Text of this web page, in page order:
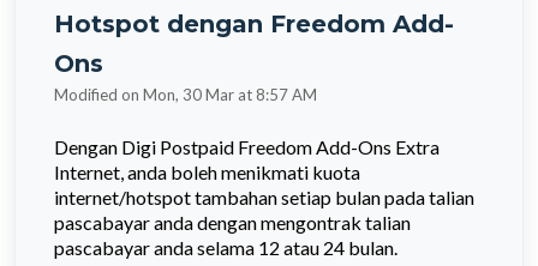
Hotspot dengan Freedom Add-
Ons
Modified on Mon, 30 Mar at 8:57 AM
Dengan Digi Postpaid Freedom Add-Ons Extra
Internet, anda boleh menikmati kuota
internet/hotspot tambahan setiap bulan pada talian
pascabayar anda dengan mengontrak talian
pascabayar anda selama 12 atau 24 bulan.